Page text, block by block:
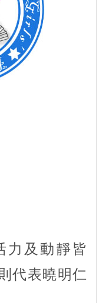
力及動靜皆
代表曉明仁